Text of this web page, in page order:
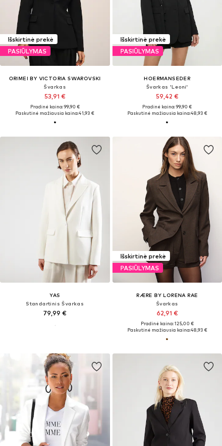
Išskirtinė prekė
PASIŪLYMAS
ORIMEI BY VICTORIA SWAROVSKI
Švarkas
53,91 €
Pradinė kaina: 99,90 €
Paskutinė mažiausia kaina:41,93 €
Išskirtinė prekė
PASIŪLYMAS
HOERMANSEDER
Švarkas 'Leoni'
59,42 €
Pradinė kaina: 99,90 €
Paskutinė mažiausia kaina:48,93 €
YAS
Standartinis Švarkas
79,99 €
Išskirtinė prekė
PASIŪLYMAS
RÆRE BY LORENA RAE
Švarkas
62,91 €
Pradinė kaina: 125,00 €
Paskutinė mažiausia kaina:48,93 €